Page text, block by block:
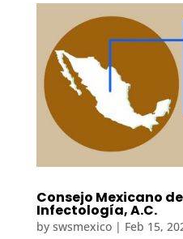
Consejo Mexicano
Infectología, A.C.
by swsmexico| Feb 15,